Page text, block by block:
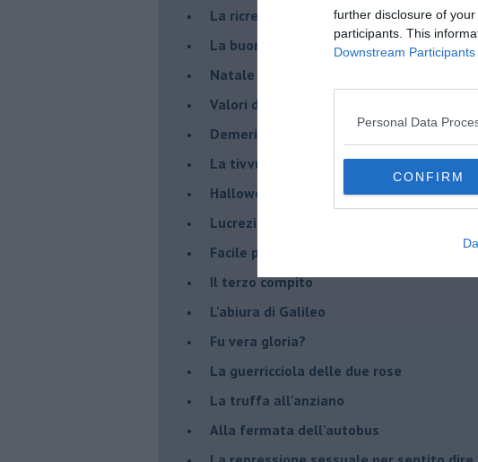
further disclosure of
participants. This
Downstream Participants
Personal Data
CONFIRM
La ricreazione è finita
La buona notizia
Natale con l'elmetto
Valori dubbi miti fasulli
Demeritocrazia
La tivvù pallonara
Halloween
​Lucrezia Borgia, una storia di potere
Facile profezia
Il terzo compito
L'abiura di Galileo
Fu vera gloria?
La guerricciola delle due rose
La truffa all'anziano
Alla fermata dell'autobus